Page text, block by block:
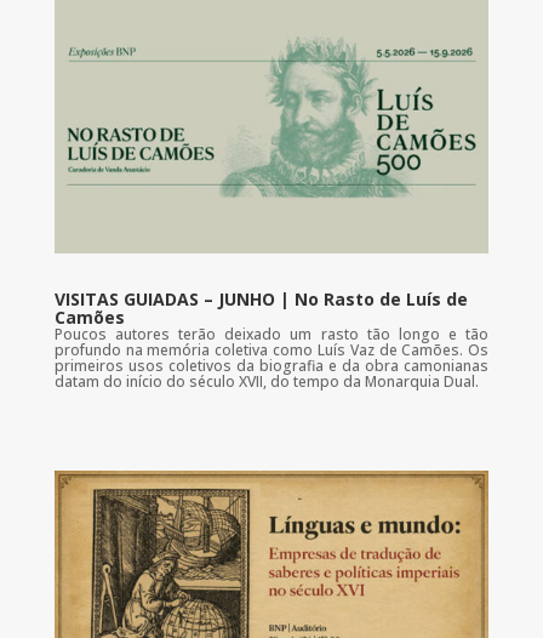
VISITAS GUIADAS – JUNHO | No Rasto de Luís de
Camões
Poucos autores terão deixado um rasto tão longo e tão
profundo na memória coletiva como Luís Vaz de Camões. Os
primeiros usos coletivos da biografia e da obra camonianas
datam do início do século XVII, do tempo da Monarquia Dual.